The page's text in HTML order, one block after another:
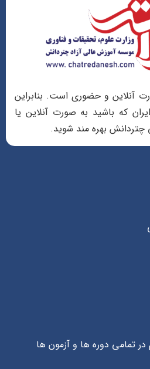
آنلاین و حضوری است. بنابراین
که باشید به صورت آنلاین یا
بهره مند شوید.
تمامی دوره ها و آزمون ها